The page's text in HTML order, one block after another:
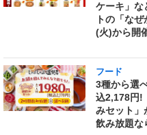
ケーキ」な
トの「な
(火)から開
フード
3種から選
込2,178円!
みセット」
飲み放題な